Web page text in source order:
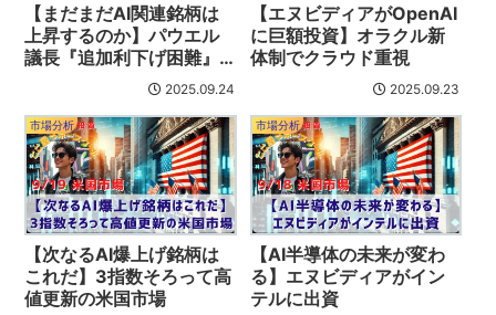
【まだまだAI関連銘柄は
上昇するのか】パウエル
議長『追加利下げ困難』
2025.09.24
【エヌビディアがOpenAI
に巨額投資】オラクル新
体制でクラウド重視
2025.09.23
市場分析
【次なるAI爆上げ銘柄は
これだ】3指数そろって高
値更新の米国市場
市場分析
【AI半導体の未来が変わ
る】エヌビディアがイン
テルに出資